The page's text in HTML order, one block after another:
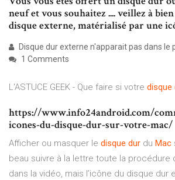
neuf et vous souhaitez .... veillez à
disque externe, matérialisé par une
Disque dur externe n'apparait pas dans le
1 Comments
L'ASTUCE GEEK - Que faire si votre disque
https://www.info24android.com/
icones-du-disque-dur-sur-votre-mac/
Afficher ou masquer le disque dur du Mac
beau suivre à la lettre toute la procédure
dans la vidéo, mais l’icône du disque dur